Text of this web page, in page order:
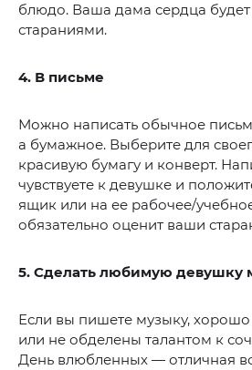
блюдо. Ваша дама сердца
стараниями.
4. В письме
Можно написать обычное
а бумажное. Выберите для
красивую бумагу и конверт.
чувствуете к девушке и
ящик или на ее рабочее/
обязательно оценит ваши
5. Сделать любимую девушку
Если вы пишете музыку, хорошо
или не обделены талантом к
День влюбленных — отличная